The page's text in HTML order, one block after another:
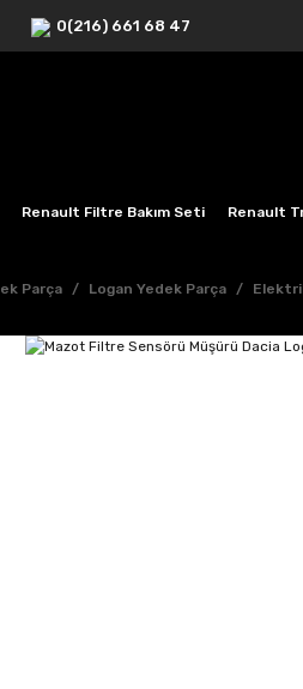
0(216) 661 68 47
Renault Filtre Bakım Seti Renault
Parça Logan Yedek Parça